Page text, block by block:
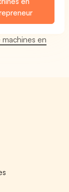
en